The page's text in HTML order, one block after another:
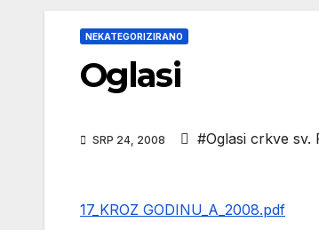
NEKATEGORIZIRANO
Oglasi
SRP 24, 2008 #Oglasi crkve sv.
17_KROZ GODINU_A_2008.pdf